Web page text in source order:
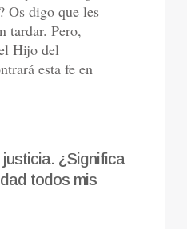
Os digo que les
tardar. Pero,
Hijo del
esta fe en
¿Significa
todos mis